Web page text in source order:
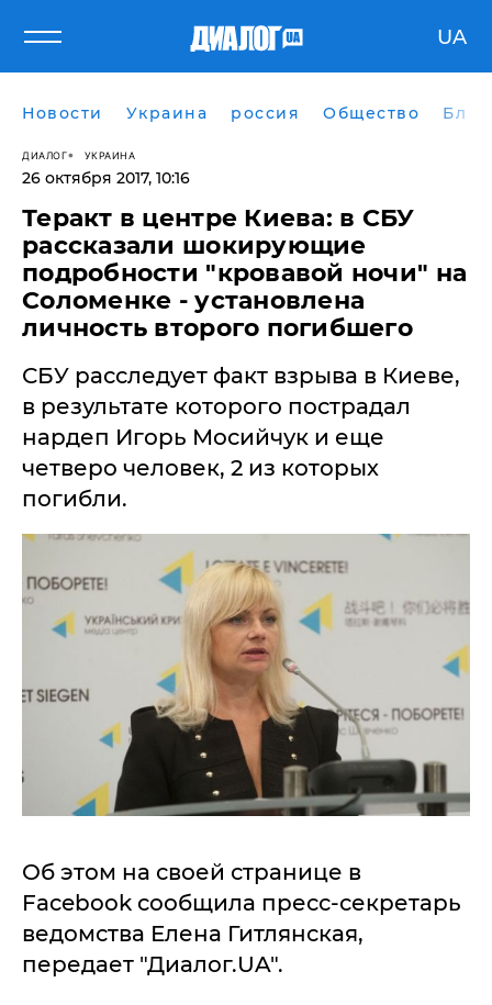
UA
Новости Украина россия Общество
ДИАЛОГ УКРАИНА
26 октября 2017, 10:16
Теракт в центре Киева: в СБУ
рассказали шокирующие
подробности "кровавой ночи" на
Соломенке - установлена
личность второго погибшего
СБУ расследует факт взрыва в Киеве,
в результате которого пострадал
нардеп Игорь Мосийчук и еще
четверо человек, 2 из которых
погибли.
Об этом на своей странице в
Facebook сообщила пресс-секретарь
ведомства Елена Гитлянская,
передает "Диалог.UA".